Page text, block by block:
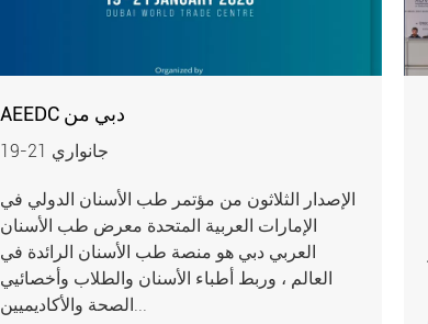
AEEDC دبي من
19-21 جانواري
الإصدار الثلاثون من مؤتمر طب الأسنان الدولي في
الإمارات العربية المتحدة معرض طب الأسنان
العربي دبي هو منصة طب الأسنان الرائدة في
العالم ، وربط أطباء الأسنان والطلاب وأخصائيي
الصحة والأكاديميين...